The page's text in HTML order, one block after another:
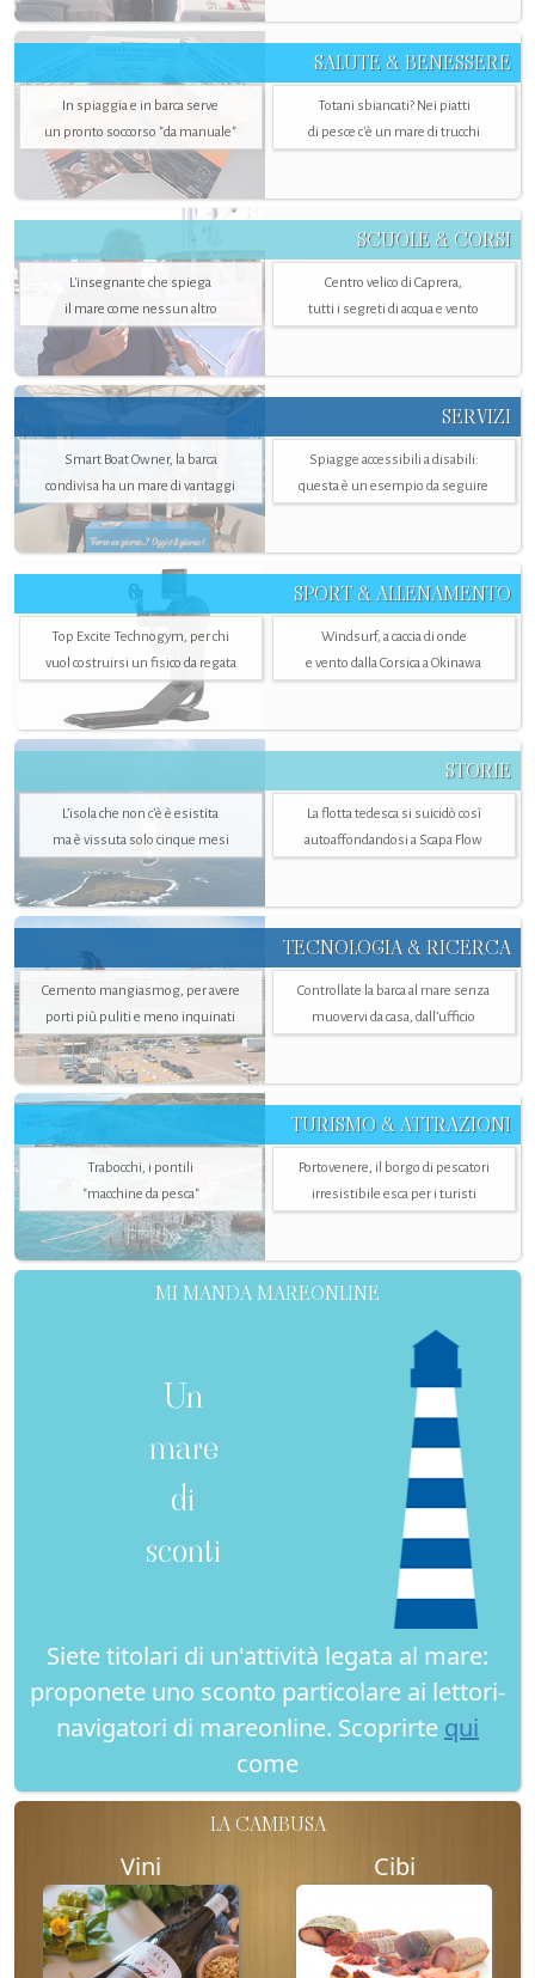
SALUTE & BENESSERE
In spiaggia e in barca serve
un pronto soccorso "da manuale"
Totani sbiancati? Nei piatti
di pesce c'è un mare di trucchi
SCUOLE & CORSI
L'insegnante che spiega
il mare come nessun altro
Centro velico di Caprera,
tutti i segreti di acqua e vento
SERVIZI
Smart Boat Owner, la barca
condivisa ha un mare di vantaggi
Spiagge accessibili a disabili:
questa è un esempio da seguire
SPORT & ALLENAMENTO
Top Excite Technogym, per chi
vuol costruirsi un fisico da regata
Windsurf, a caccia di onde
e vento dalla Corsica a Okinawa
STORIE
L’isola che non c'è è esistita
ma è vissuta solo cinque mesi
La flotta tedesca si suicidò così
autoaffondandosi a Scapa Flow
TECNOLOGIA & RICERCA
Cemento mangiasmog, per avere
porti più puliti e meno inquinati
Controllate la barca al mare senza
muovervi da casa, dall’ufficio
TURISMO & ATTRAZIONI
Trabocchi, i pontili
"macchine da pesca"
Portovenere, il borgo di pescatori
irresistibile esca per i turisti
MI MANDA MAREONLINE
Un
mare
di
sconti
Siete titolari di un'attività legata al mare:
proponete uno sconto particolare ai lettori-
navigatori di mareonline. Scoprirte qui
come
LA CAMBUSA
Vini Cibi